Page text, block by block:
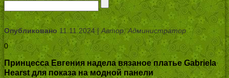
Опубликовано11.11.2024 |Автор: Администратор
0
Принцесса Евгения надела вязаное платье Gabriela
Hearst для показа на модной панели